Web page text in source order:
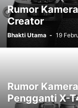
Rumor
Creator
Bhakti Utama - 19
Rumor
Pengganti X-